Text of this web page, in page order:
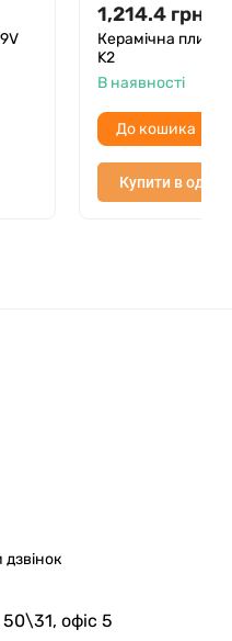
1,214.4 грн.
Керамічна
K2
В наявності
До кошика
Купити в один
офіс 5